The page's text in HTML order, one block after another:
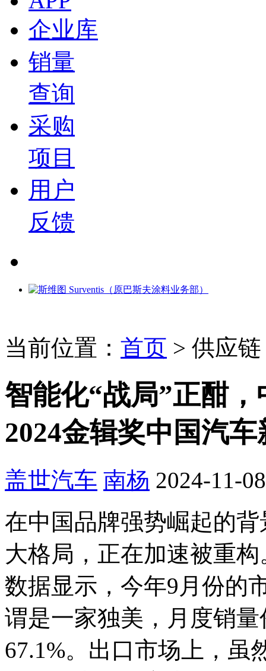
企业库
销量
查询
采购
项目
用户
反馈
当前位置： 首页 > 供应链
智能化“战局”正酣
2024金辑奖中国汽
盖世汽车 南杨 2024-11-
在中国品牌强势崛起的
大格局，正在加速被重构
数据显示，今年9月份的
谓是一家独美，月度销
67.1%。出口市场上，虽